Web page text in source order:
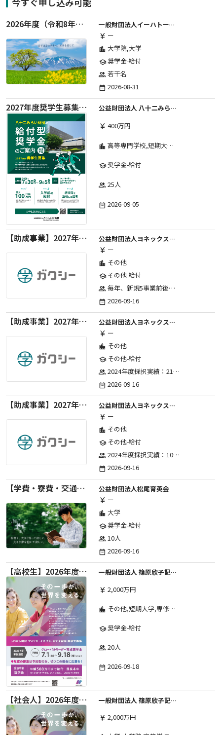
2026年度（令和8年度）第２期 一般財団法人イーハトーブ育英会奨学生募集（給付型） 日本国内及び海外の大学・大学院に自宅外通学をする学生に生活費の一部(家賃半額相当)を給付【岩手県が本籍地の大学生または大学院生対象】
一般財団法人イーハトーブ育英会
currency_yen ー
location_city 大学院,大学
school奨学金-給付
group 若干名
date_range 2026-08-31
2027年度奨学生募集要項
公益財団法人 八十二みらい財団
currency_yen 400万円
location_city 高等専門学校,短期大学,専修学校,大学
school奨学金-給付
group 25人
date_range 2026-09-05
【助成事業】2027年度中学校部活動の地域展開推進に関する助成金
公益財団法人ヨネックススポーツ振興財団
currency_yen ー
location_city その他
schoolその他-給付
group 毎年、新規5事業前後への助成金交付を予定とし、初年度5事業、2年目合計10事業前後、3年目合計15事業前後、4年目以降は15事業前後にて実施する。 2025年度採択実績：5事業、2026年度採択実績：5事業
date_range 2026-09-16
【助成事業】2027年度（通年）国際交流普及事業に関する助成金
公益財団法人ヨネックススポーツ振興財団
currency_yen ー
location_city その他
schoolその他-給付
group 2024年度採択実績：21事業（前期11・後期10）、2025年度採択実績：30事業（前期15・後期15）、2026年度採択実績：40事業 ※2026年度より、前期・後期の区分を廃止し、年1回の申請受付となりました。
date_range 2026-09-16
【助成事業】2027年度（通年）ジュニアスポーツ振興に関する助成金
公益財団法人ヨネックススポーツ振興財団
currency_yen ー
location_city その他
schoolその他-給付
group 2024年度採択実績：107事業（前期45・後期62）、2025年度採択実績：103事業（前期48・後期55）、2026年度採択実績：97事業 ※2026年度より、前期・後期の区分を廃止し、年1回の申請受付となりました。
date_range 2026-09-16
【学費・寮費・交通費給付】2027年度第71期育英生募集
公益財団法人松尾育英会
currency_yen ー
location_city 大学
school奨学金-給付
group 10人
date_range 2026-09-16
【高校生】2026年度 しのはら財団 アメリカ・イギリス・カナダ英語留学奨学金
一般財団法人 篠原欣子記念財団 (海外留学奨学金グループ)
currency_yen 2,000万円
location_city その他,短期大学,専修学校,高等専門学校,高等学校,大学院,大学
school奨学金-給付
group 20人
date_range 2026-09-18
【社会人】2026年度 しのはら財団 アメリカ・イギリス・カナダ英語留学奨学金
一般財団法人 篠原欣子記念財団 (海外留学奨学金グループ)
currency_yen 2,000万円